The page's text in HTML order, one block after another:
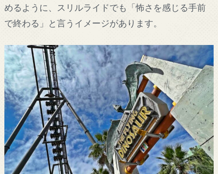
めるように、スリルライドでも「怖さを感じる手前
で終わる」と言うイメージがあります。